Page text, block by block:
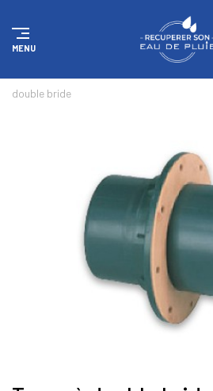
MENU
double bride